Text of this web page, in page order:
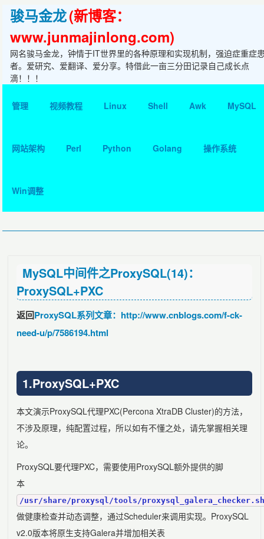
骏马金龙(新博客：
www.junmajinlong.com)
网名骏马金龙，钟情于IT世界里的各种原理和实现机制，强迫症重症
者。爱研究、爱翻译、爱分享。特借此一亩三分田记录自己成长点
滴！！！
管理 视频教程 Linux Shell Awk MySQL
网站架构 Perl Python Golang 操作系统
Win调整
MySQL中间件之ProxySQL(14)：
ProxySQL+PXC
返回ProxySQL系列文章：http://www.cnblogs.com/f-ck-
need-u/p/7586194.html
1.ProxySQL+PXC
本文演示ProxySQL代理PXC(Percona XtraDB Cluster)的方法，
不涉及原理，纯配置过程，所以如有不懂之处，请先掌握相关理
论。
ProxySQL要代理PXC，需要使用ProxySQL额外提供的脚
本
/usr/share/proxysql/tools/proxysql_galera_checker.sh
做健康检查并动态调整，通过Scheduler来调用实现。ProxySQL
v2.0版本将原生支持Galera并增加相关表